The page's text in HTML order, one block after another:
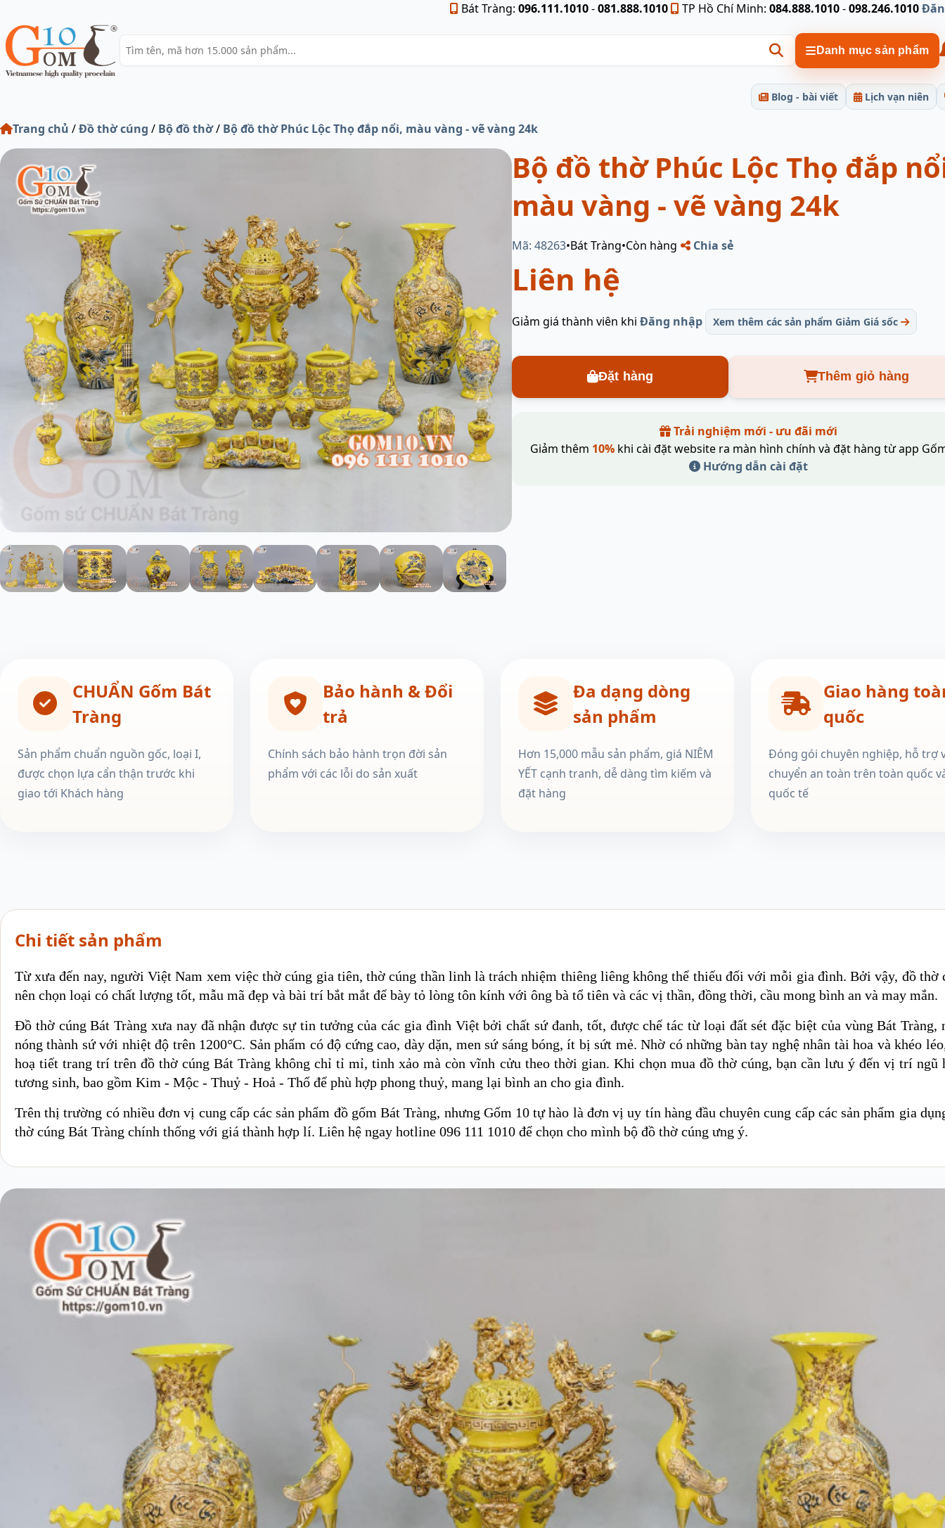
Bát Tràng: 096.111.1010-081.888.1010 TP Hồ Chí Minh: 084.888.1010-098.246.1010
Danh mục sản phẩm
Lịch vạn niên
Blog - bài viết
Trang chủ /Đồ thờ cúng / Bộ đồ thờ/ Bộ đồ thờ Phúc Lộc Thọ đắp nổi, màu vàng - vẽ vàng 24k
Bộ đồ thờ Phúc Lộc Thọ đắp
màu vàng - vẽ vàng 24k
Mã: 48263•Bát Tràng•Còn hàng Chia sẻ
Liên hệ
Giảm giá thành viên khi Đăng nhập Xem thêm các sản phẩm Giảm Giá sốc
Đặt hàng Thêm giỏ hàng
Trải nghiệm mới - ưu đãi mới
Giảm thêm 10% khi cài đặt website ra màn hình chính và đặt hàng từ app
Hướng dẫn cài đặt
CHUẨN Gốm Bát
Tràng
Sản phẩm chuẩn nguồn gốc, loại I,
được chọn lựa cẩn thận trước khi
giao tới Khách hàng
Bảo hành & Đổi
trả
Chính sách bảo hành trọn đời sản
phẩm với các lỗi do sản xuất
Đa dạng dòng
sản phẩm
Hơn 15,000 mẫu sản phẩm, giá NIÊM
YẾT cạnh tranh, dễ dàng tìm kiếm và
đặt hàng
Giao hàng
quốc
Đóng gói chuyên nghiệp, hỗ trợ
chuyển an toàn trên toàn quốc
quốc tế
Chi tiết sản phẩm
Từ xưa đến nay, người Việt Nam xem việc thờ cúng gia tiên, thờ cúng thần linh là trách nhiệm thiêng liêng không thể thiếu đối với mỗi gia đình. Bởi vậy, đồ thờ
nên chọn loại có chất lượng tốt, mẫu mã đẹp và bài trí bắt mắt để bày tỏ lòng tôn kính với ông bà tổ tiên và các vị thần, đồng thời, cầu mong bình an và may mắn.
Đồ thờ cúng Bát Tràng xưa nay đã nhận được sự tin tưởng của các gia đình Việt bởi chất sứ đanh, tốt, được chế tác từ loại đất sét đặc biệt của vùng Bát Tràng,
nóng thành sứ với nhiệt độ trên 1200°C. Sản phẩm có độ cứng cao, dày dặn, men sứ sáng bóng, ít bị sứt mẻ. Nhờ có những bàn tay nghệ nhân tài hoa và khéo
hoạ tiết trang trí trên đồ thờ cúng Bát Tràng không chỉ tỉ mỉ, tinh xảo mà còn vĩnh cửu theo thời gian. Khi chọn mua đồ thờ cúng, bạn cần lưu ý đến vị trí ngũ
tương sinh, bao gồm Kim - Mộc - Thuỷ - Hoả - Thổ để phù hợp phong thuỷ, mang lại bình an cho gia đình.
Trên thị trường có nhiều đơn vị cung cấp các sản phẩm đồ gốm Bát Tràng, nhưng Gốm 10 tự hào là đơn vị uy tín hàng đầu chuyên cung cấp các sản phẩm gia
thờ cúng Bát Tràng chính thống với giá thành hợp lí. Liên hệ ngay hotline 096 111 1010 để chọn cho mình bộ đồ thờ cúng ưng ý.